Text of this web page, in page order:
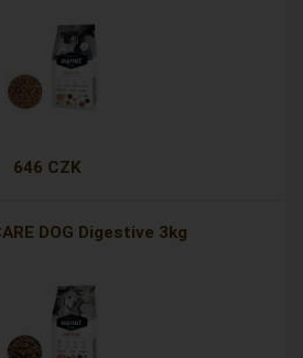
646 CZK
DOG Digestive 3kg